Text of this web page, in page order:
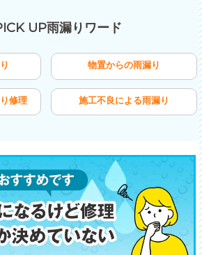
UP雨漏りワード
物置からの雨漏り
修理 施工不良による雨漏り